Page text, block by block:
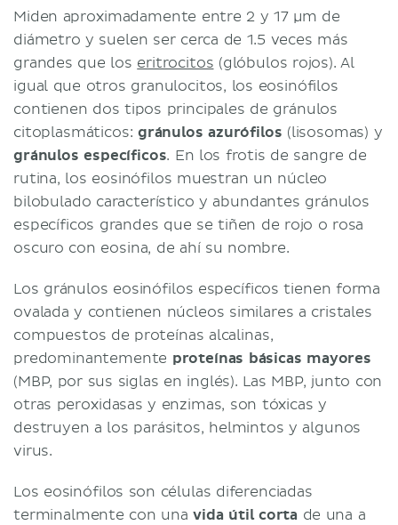
Miden aproximadamente entre 2 y 17 μm de
diámetro y suelen ser cerca de 1.5 veces más
grandes que los eritrocitos (glóbulos rojos). Al
igual que otros granulocitos, los eosinófilos
contienen dos tipos principales de gránulos
citoplasmáticos: gránulos azurófilos (lisosomas) y
gránulos específicos. En los frotis de sangre de
rutina, los eosinófilos muestran un núcleo
bilobulado característico y abundantes gránulos
específicos grandes que se tiñen de rojo o rosa
oscuro con eosina, de ahí su nombre.
Los gránulos eosinófilos específicos tienen forma
ovalada y contienen núcleos similares a cristales
compuestos de proteínas alcalinas,
predominantemente proteínas básicas mayores
(MBP, por sus siglas en inglés). Las MBP, junto con
otras peroxidasas y enzimas, son tóxicas y
destruyen a los parásitos, helmintos y algunos
virus.
Los eosinófilos son células diferenciadas
terminalmente con unavida útil corta de una a